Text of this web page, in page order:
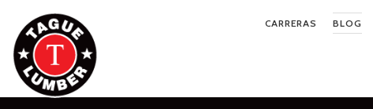
contenido
CARRERAS BLOG